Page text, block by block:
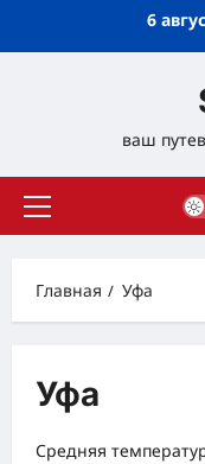
6
ваш
Основное
Главная Уфа
Уфа
Средняя